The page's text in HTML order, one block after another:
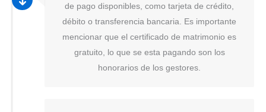
de pago disponibles, como tarjeta de crédito,
débito o transferencia bancaria. Es importante
mencionar que el certificado de matrimonio es
gratuito, lo que se esta pagando son los
honorarios de los gestores.